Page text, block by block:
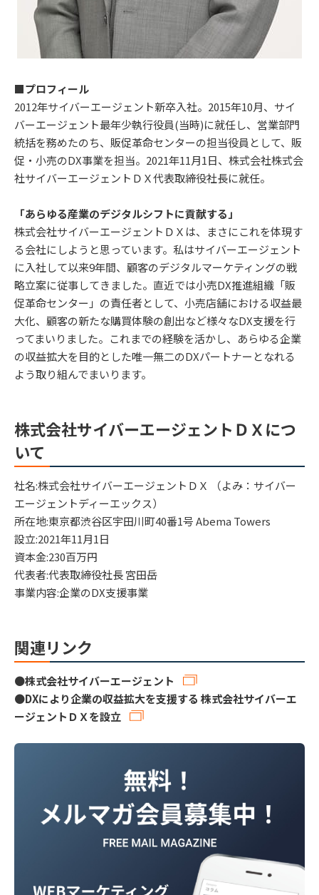
■プロフィール
2012年サイバーエージェント新卒入社。2015年10月、サイ
バーエージェント最年少執行役員(当時)に就任し、営業部門
統括を務めたのち、販促革命センターの担当役員として、販
促・小売のDX事業を担当。2021年11月1日、株式会社株式会
社サイバーエージェントＤＸ代表取締役社長に就任。
「あらゆる産業のデジタルシフトに貢献する」
株式会社サイバーエージェントＤＸは、まさにこれを体現す
る会社にしようと思っています。私はサイバーエージェント
に入社して以来9年間、顧客のデジタルマーケティングの戦
略立案に従事してきました。直近では小売DX推進組織「販
促革命センター」の責任者として、小売店舗における収益最
大化、顧客の新たな購買体験の創出など様々なDX支援を行
ってまいりました。これまでの経験を活かし、あらゆる企業
の収益拡大を目的とした唯一無二のDXパートナーとなれる
よう取り組んでまいります。
株式会社サイバーエージェントＤＸにつ
いて
社名:株式会社サイバーエージェントＤＸ （よみ：サイバー
エージェントディーエックス）
所在地:東京都渋谷区宇田川町40番1号 Abema Towers
設立:2021年11月1日
資本金:230百万円
代表者:代表取締役社長 宮田岳
事業内容:企業のDX支援事業
関連リンク
●株式会社サイバーエージェント
●DXにより企業の収益拡大を支援する 株式会社サイバーエ
ージェントＤＸを設立